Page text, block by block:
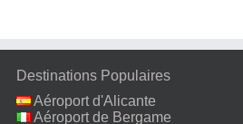
Destinations Populaires
Aéroport d'Alicante
Aéroport de Bergame